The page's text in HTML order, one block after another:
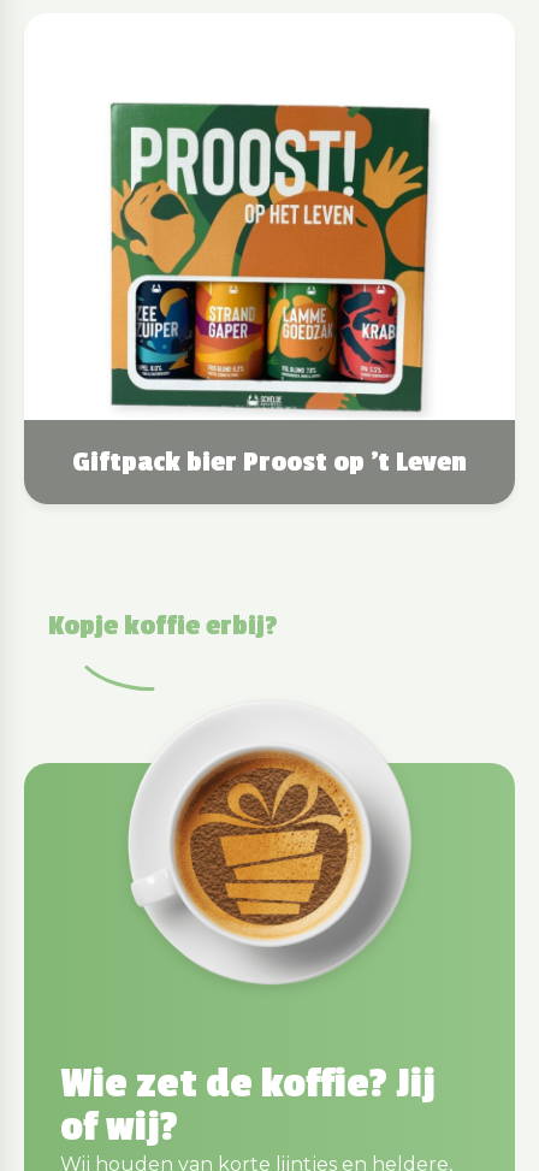
Giftpack bier Proost op 't Leven
Kopje koffie erbij?
Wie zet de koffie? Jij
of wij?
Wij houden van korte lijntjes en heldere,